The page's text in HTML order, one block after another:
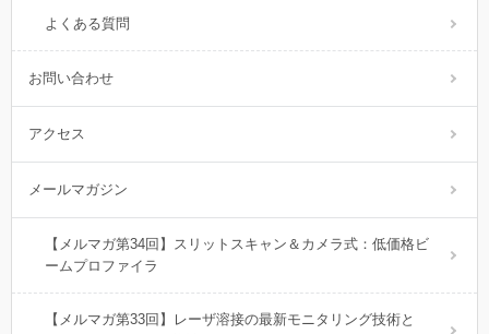
よくある質問
お問い合わせ
アクセス
メールマガジン
【メルマガ第34回】スリットスキャン＆カメラ式：低価格ビ
ームプロファイラ
【メルマガ第33回】レーザ溶接の最新モニタリング技術と